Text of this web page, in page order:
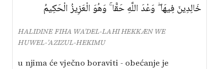
خَالِدِينَ فِيهَا ۖ وَعْدَ اللَّهِ حَقًّا ۚ وَهُوَ الْعَزِيزُ الْحَكِيمُ
HALIDINE FIHA WA’DEL-LAHI HEKKÆN WE
HUWEL-’AZIZUL-HEKIMU
u njima će vječno boraviti - obećanje je